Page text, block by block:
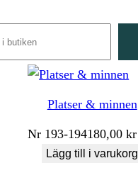
Platser & minnen
Nr 193-194180,00kr
Lägg till i varukorg